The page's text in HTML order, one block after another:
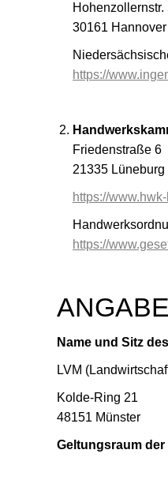
Hohenzollernstr.
30161 Hannover
https://
Friedenstraße 6
21335 Lüneburg
https://
https://
Name und Sitz
LVM
Kolde-Ring 21
48151 Münster
Geltungsraum